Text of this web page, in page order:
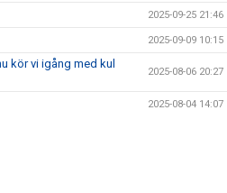
2025-09-25 21:46
2025-09-09 10:15
kör vi igång med kul
2025-08-06 20:27
2025-08-04 14:07